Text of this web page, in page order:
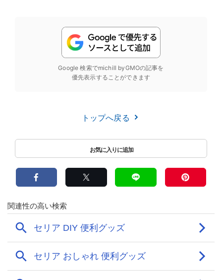
Google 検索でmichill byGMOの記事を
優先表示することができます
トップへ戻る